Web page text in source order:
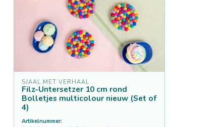
SJAAL MET VERHAAL
Filz-Untersetzer 10 cm rond
Bolletjes multicolour nieuw (Set of
4)
Artikelnummer: